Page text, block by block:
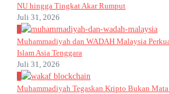
NU hingga Tingkat Akar Rumput
Juli 31, 2026
5
Muhammadiyah dan WADAH Malaysia
Islam Asia Tenggara
Juli 31, 2026
6
Muhammadiyah Tegaskan Kripto Bukan